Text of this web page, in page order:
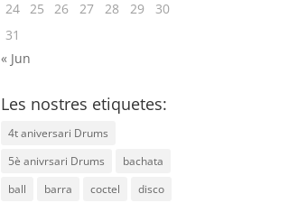
24 25 26 27 28 29
30
31
« Jun
Les nostres etiquetes:
4t aniversari Drums
5è anivrsari Drums
bachata
ball
barra coctel
disco